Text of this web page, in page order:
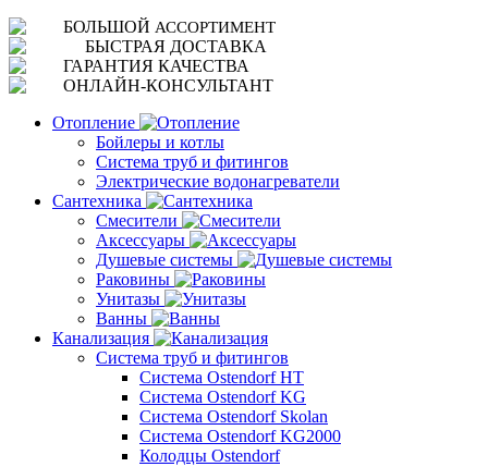
БОЛЬШОЙ АССОРТИМЕНТ
БЫСТРАЯ ДОСТАВКА
ГАРАНТИЯ КАЧЕСТВА
ОНЛАЙН-КОНСУЛЬТАНТ
Отопление
Бойлеры и котлы
Система труб и фитингов
Электрические водонагреватели
Сантехника
Смесители
Аксессуары
Душевые системы
Раковины
Унитазы
Ванны
Канализация
Система труб и фитингов
Система Ostendorf HT
Система Ostendorf KG
Система Ostendorf Skolan
Система Ostendorf KG2000
Колодцы Ostendorf